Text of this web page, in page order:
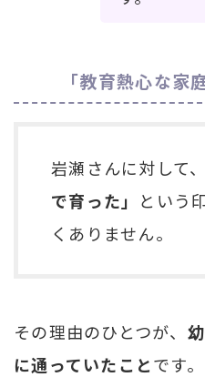
「教育熱心な家
岩瀬さんに対して、
で育った」 という
くありません。
その理由のひとつが、
に通っていたことです。